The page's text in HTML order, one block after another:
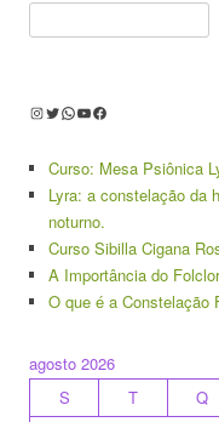
Instagram
Twitter
WhatsApp
Youtube
Facebook
Curso: Mesa Psiônica
Lyra: a constelação da
noturno.
Curso Sibilla Cigana
A Importância do
O que é a Constelação
agosto 2026
S
T Q